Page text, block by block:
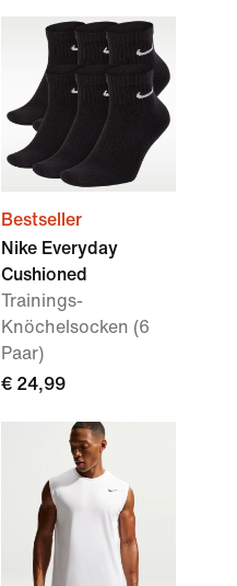
Bestseller
Nike Everyday
Cushioned
Trainings-
Knöchelsocken (6
Paar)
€ 24,99